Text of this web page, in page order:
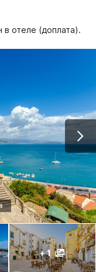
отеле (доплата).
+ 1